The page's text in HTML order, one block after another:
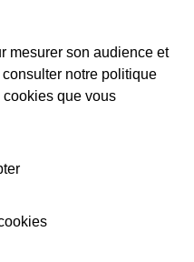
mesurer son audience et
notre politique
que vous